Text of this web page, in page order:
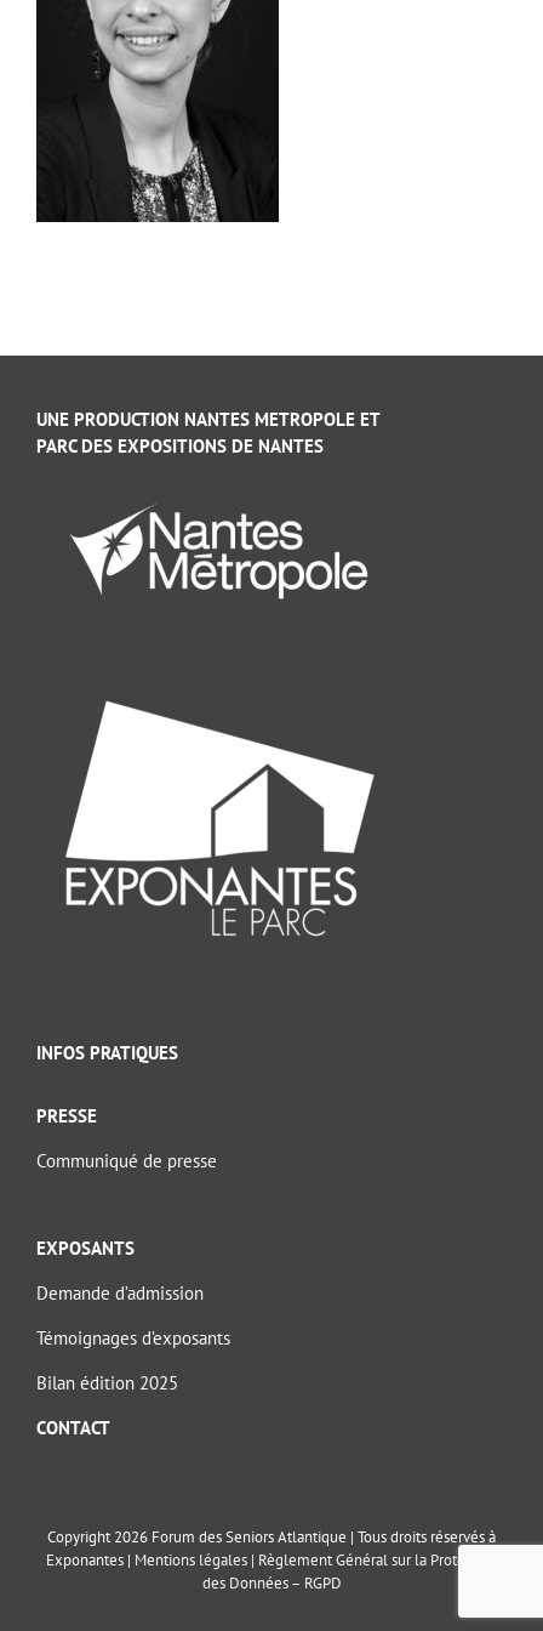
UNE PRODUCTION NANTES METROPOLE ET
PARC DES EXPOSITIONS DE NANTES
INFOS PRATIQUES
PRESSE
Communiqué de presse
EXPOSANTS
Demande d’admission
Témoignages d’exposants
Bilan édition 2025
CONTACT
Copyright 2026 Forum des Seniors Atlantique | Tous droits réservés à
Exponantes | Mentions légales| Règlement Général sur la Protection
des Données – RGPD